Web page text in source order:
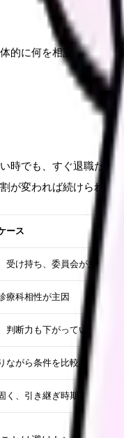
的に何を相談し、何
時でも、すぐ退職だ
が変われば続けられる
ース
受け持ち、委員会が主因
療科相性が主因
判断力も下がっている
ながら条件を比較したい
く、引き継ぎ時期も見えてい